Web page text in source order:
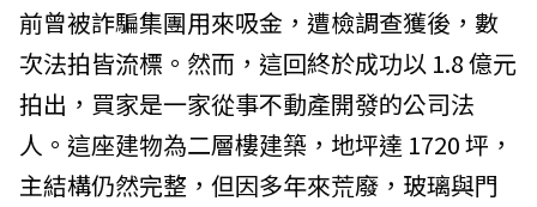
前曾被詐騙集團用來吸金，遭檢調查獲後，數
次法拍皆流標。然而，這回終於成功以 1.8 億元
拍出，買家是一家從事不動產開發的公司法
人。這座建物為二層樓建築，地坪達 1720 坪，
主結構仍然完整，但因多年來荒廢，玻璃與門